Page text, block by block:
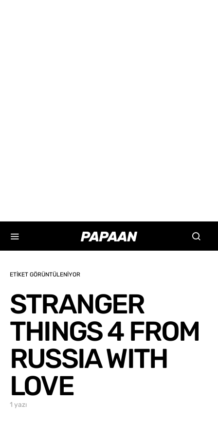
ETIKET GÖRÜNTÜLENIYOR
STRANGER
THINGS 4 FROM
RUSSIA WITH
LOVE
1 yazı